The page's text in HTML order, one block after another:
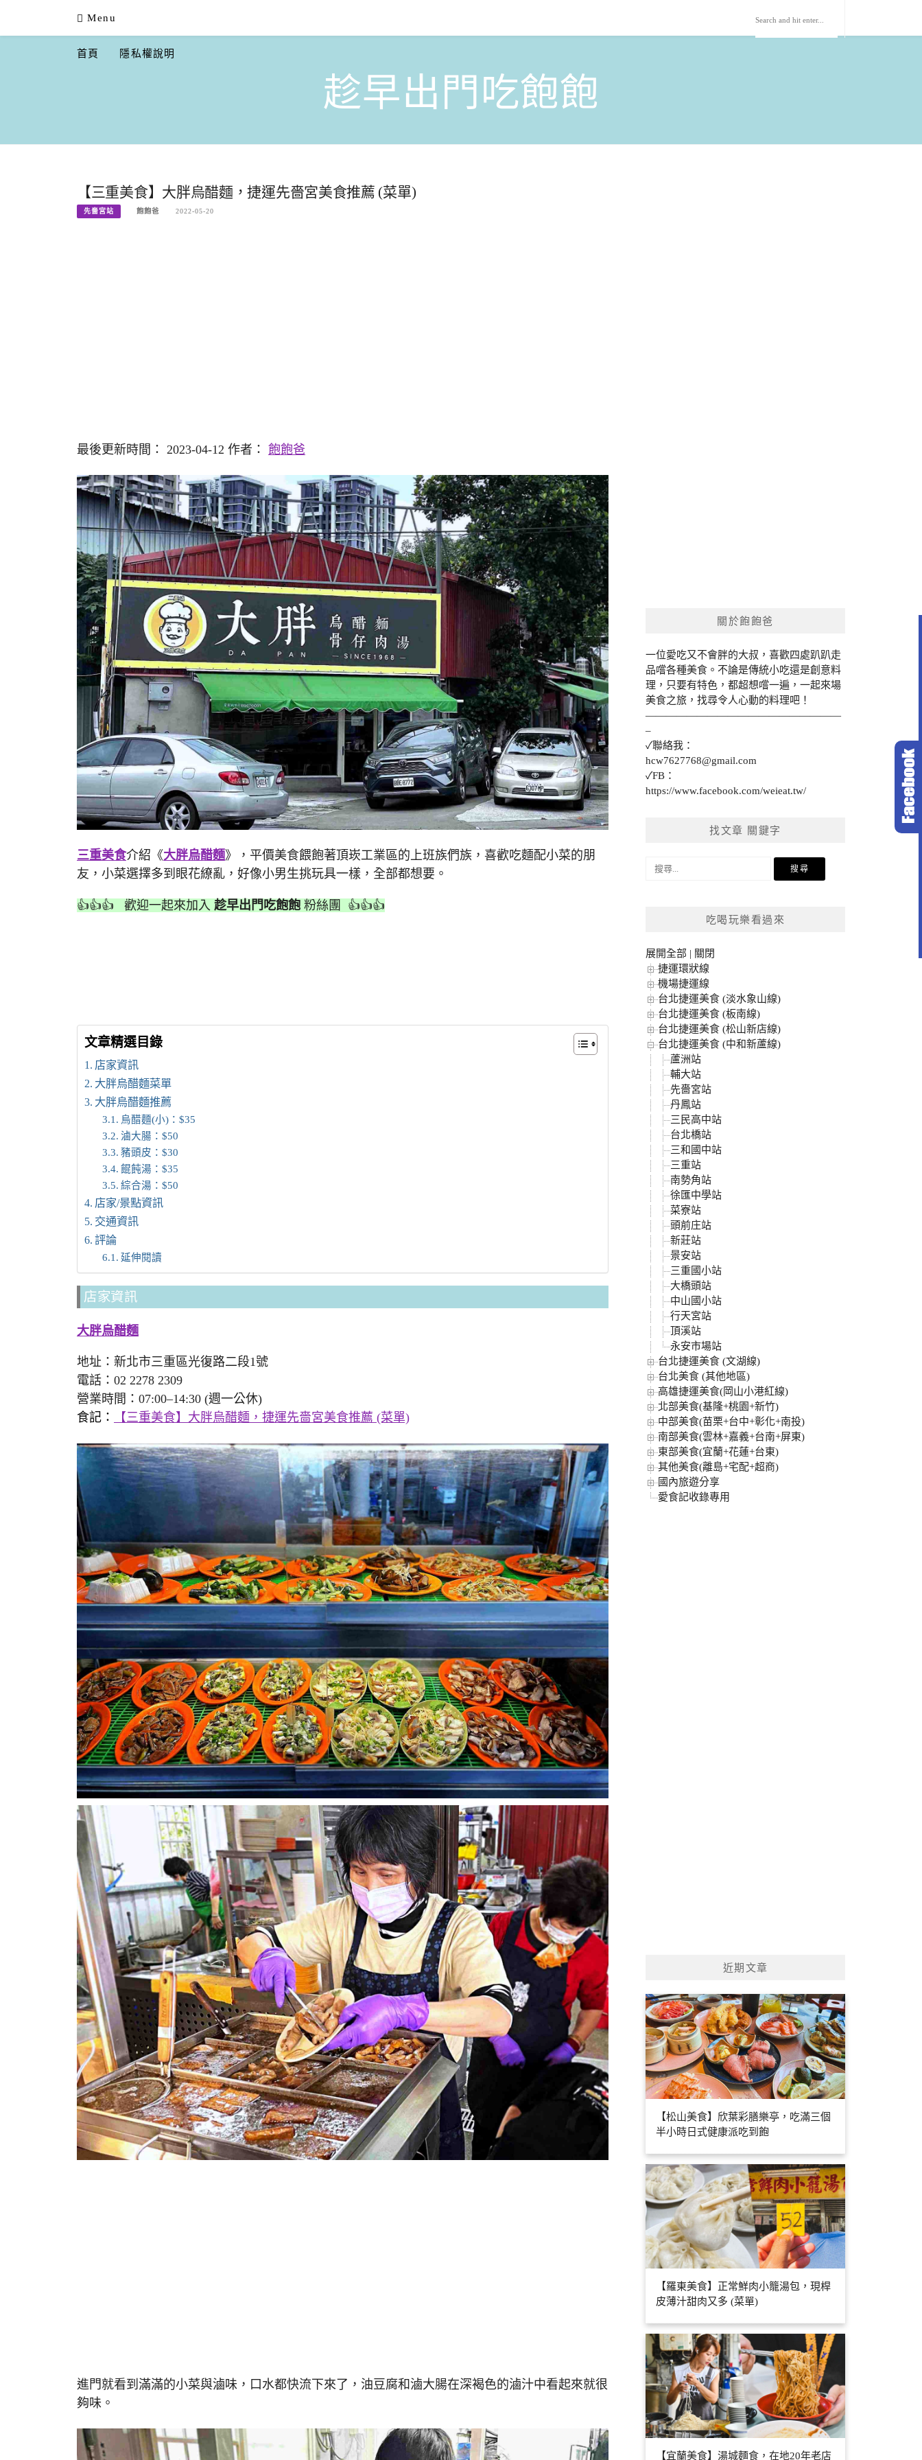
content
Menu
首頁 隱私權說明
趁早出門吃飽飽
【三重美食】大胖烏醋麵，捷運先嗇宮美食推薦 (菜單)
先嗇宮站 飽飽爸 2022-05-20
最後更新時間： 2023-04-12 作者： 飽飽爸
三重美食介紹《大胖烏醋麵》，平價美食餵飽著頂崁工業區的上班族們族，喜歡吃麵配小菜的朋
友，小菜選擇多到眼花繚亂，好像小男生挑玩具一樣，全部都想要。
👍👍👍 歡迎一起來加入 趁早出門吃飽飽 粉絲團 👍👍👍
文章精選目錄
店家資訊
大胖烏醋麵菜單
大胖烏醋麵推薦
烏醋麵(小)：$35
滷大腸：$50
豬頭皮：$30
餛飩湯：$35
綜合湯：$50
店家/景點資訊
交通資訊
評論
延伸閱讀
店家資訊
大胖烏醋麵
地址：新北市三重區光復路二段1號
電話：02 2278 2309
營業時間：07:00–14:30 (週一公休)
食記：
【三重美食】大胖烏醋麵，捷運先嗇宮美食推薦 (菜單)
進門就看到滿滿的小菜與滷味，口水都快流下來了，油豆腐和滷大腸在深褐色的滷汁中看起來就很
夠味。
關於飽飽爸
一位愛吃又不會胖的大叔，喜歡四處趴趴走
品嚐各種美食。不論是傳統小吃還是創意料
理，只要有特色，都超想嚐一遍，一起來場
美食之旅，找尋令人心動的料理吧！
———————————————————
–
✓聯絡我：
hcw7627768@gmail.com
✓FB：
https://www.facebook.com/weieat.tw/
找文章 關鍵字
搜
吃喝玩樂看過來
展開全部 | 關閉
捷運環狀線
機場捷運線
台北捷運美食 (淡水象山線)
台北捷運美食 (板南線)
台北捷運美食 (松山新店線)
台北捷運美食 (中和新蘆線)
蘆洲站
輔大站
先嗇宮站
丹鳳站
三民高中站
台北橋站
三和國中站
三重站
南勢角站
徐匯中學站
菜寮站
頭前庄站
新莊站
景安站
三重國小站
大橋頭站
中山國小站
行天宮站
頂溪站
永安市場站
台北捷運美食 (文湖線)
台北美食 (其他地區)
高雄捷運美食(岡山小港紅線)
北部美食(基隆+桃園+新竹)
中部美食(苗栗+台中+彰化+南投)
南部美食(雲林+嘉義+台南+屏東)
東部美食(宜蘭+花蓮+台東)
其他美食(離島+宅配+超商)
國內旅遊分享
愛食記收錄專用
近期文章
【松山美食】欣葉彩膳樂亭，吃滿三個
半小時日式健康派吃到飽
【羅東美食】正常鮮肉小籠湯包，現桿
皮薄汁甜肉又多 (菜單)
【宜蘭美食】湯城麵食，在地20年老店